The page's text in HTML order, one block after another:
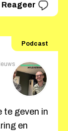
Reageer
Podcast
te geven in
en